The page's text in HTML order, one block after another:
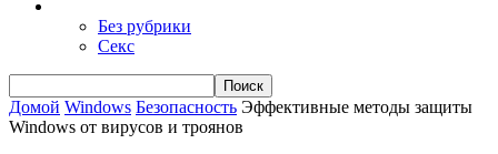
Без рубрики
Секс
Домой Windows Безопасность Эффективные методы защиты
Windows от вирусов и троянов